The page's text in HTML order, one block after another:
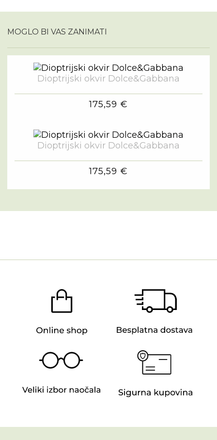
MOGLO BI VAS ZANIMATI
Dioptrijski okvir Dolce&Gabbana
175,59 €
Dioptrijski okvir Dolce&Gabbana
175,59 €